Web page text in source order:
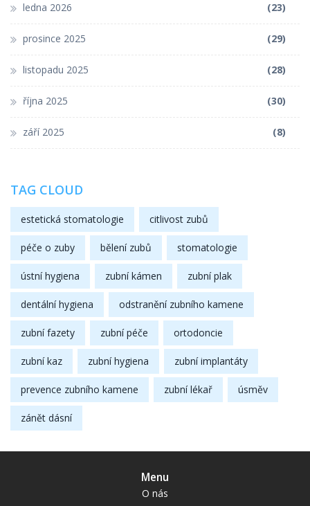
ledna 2026 (23)
prosince 2025 (29)
listopadu 2025 (28)
října 2025 (30)
září 2025 (8)
TAG CLOUD
estetická stomatologie citlivost zubů
péče o zuby bělení zubů stomatologie
ústní hygiena zubní kámen zubní plak
dentální hygiena odstranění zubního kamene
zubní fazety zubní péče ortodoncie
zubní kaz zubní hygiena zubní implantáty
prevence zubního kamene zubní lékař úsměv
zánět dásní
Menu
O nás